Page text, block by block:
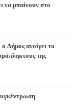
να μπαίνουν στο
Δήμος ανοίγει το
της